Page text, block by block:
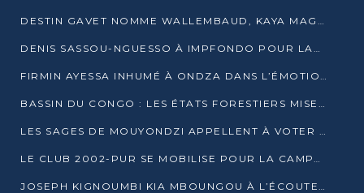
DESTIN GAVET NOMME WALLEMBAUD, KAYA MAGANE, BOUDZIKA ET MBOUSSA-ELLAH AUX COMMANDES DE SA CAMPAGNE
DENIS SASSOU-NGUESSO À IMPFONDO POUR LANCER LE CORRIDOR 13
FIRMIN AYESSA INHUMÉ À ONDZA DANS L’ÉMOTION ET LE RECUEILLEMENT
BASSIN DU CONGO : LES ÉTATS FORESTIERS MISENT SUR LES MARCHÉS CARBONE
LES SAGES DE MOUYONDZI APPELLENT À VOTER DENIS SASSOU-NGUESSO
LE CLUB 2002-PUR SE MOBILISE POUR LA CAMPAGNE
JOSEPH KIGNOUMBI KIA MBOUNGOU À L’ÉCOUTE DE TALANGAÏ